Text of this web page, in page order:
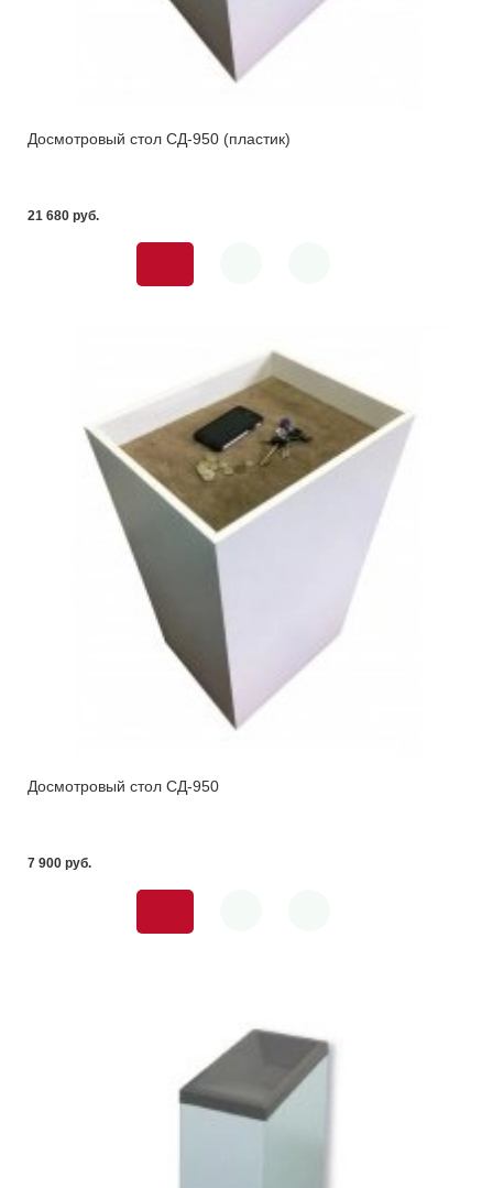
Досмотровый стол СД-950 (пластик)
21 680 pуб.
Досмотровый стол СД-950
7 900 pуб.